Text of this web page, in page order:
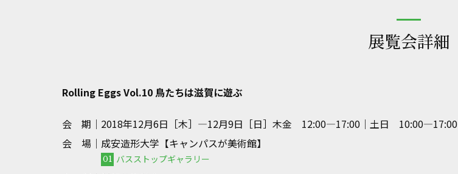
展覧会詳細
Rolling Eggs Vol.10 鳥たちは滋賀に遊ぶ
会 期｜ 2018年12月6日［木］—12月9日［日］木金 12:00—17:00｜土日 10:00—17:00
会 場｜ 成安造形大学【キャンパスが美術館】
01 バスストップギャラリー